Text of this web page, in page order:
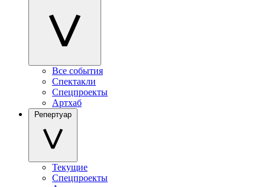
Все события
Спектакли
Спецпроекты
Артхаб
Репертуар
Текущие
Спецпроекты